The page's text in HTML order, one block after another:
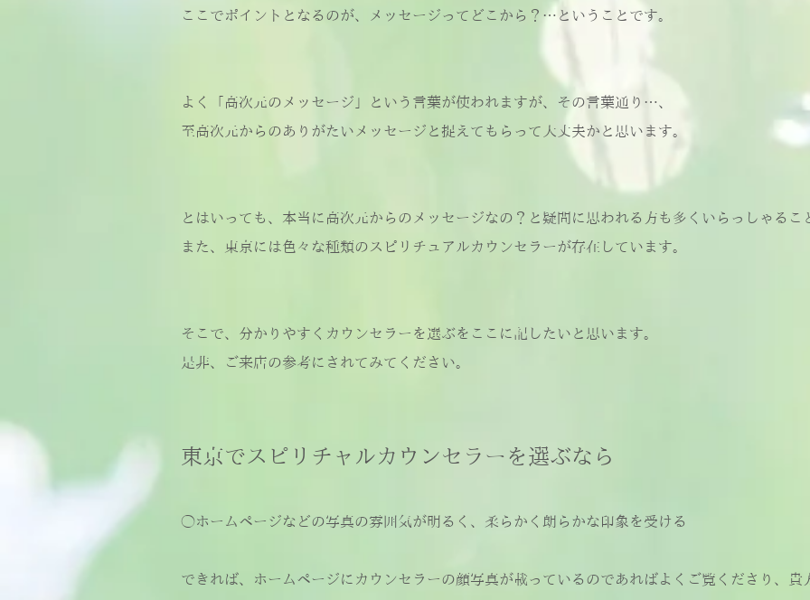
ここでポイントとなるのが、メッセージってどこから？…ということです。
よく「高次元のメッセージ」という言葉が使われますが、その言葉通り…、
至高次元からのありがたいメッセージと捉えてもらって大丈夫かと思います。
とはいっても、本当に高次元からのメッセージなの？と疑問に思われる方も多くいらっしゃるこ
また、東京には色々な種類のスピリチュアルカウンセラーが存在しています。
そこで、分かりやすくカウンセラーを選ぶをここに記したいと思います。
是非、ご来店の参考にされてみてください。
東京でスピリチャルカウンセラーを選ぶなら
◯ホームページなどの写真の雰囲気が明るく、柔らかく朗らかな印象を受ける
できれば、ホームページにカウンセラーの顔写真が載っているのであればよくご覧くださり、